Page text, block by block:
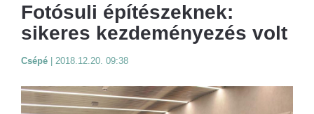
Fotósuli építészeknek:
sikeres kezdeményezés volt
Csépé 2018.12.20. 09:38